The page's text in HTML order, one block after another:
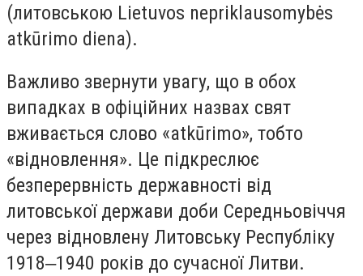
(литовською Lietuvos nepriklausomybės
atkūrimo diena).
Важливо звернути увагу, що в обох
випадках в офіційних назвах свят
вживається слово «atkūrimo», тобто
«відновлення». Це підкреслює
безперервність державності від
литовської держави доби Середньовіччя
через відновлену Литовську Республіку
1918‒1940 років до сучасної Литви.